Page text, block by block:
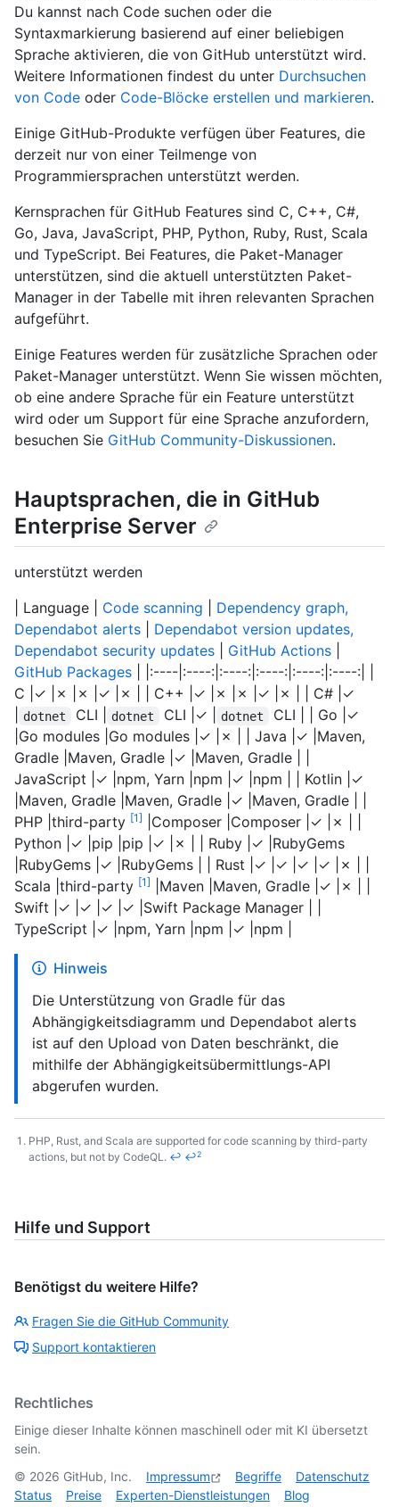
Du kannst nach Code suchen oder die
Syntaxmarkierung basierend auf einer beliebigen
Sprache aktivieren, die von GitHub unterstützt wird.
Weitere Informationen findest du unter Durchsuchen
von Code oder Code-Blöcke erstellen und markieren.
Einige GitHub-Produkte verfügen über Features, die
derzeit nur von einer Teilmenge von
Programmiersprachen unterstützt werden.
Kernsprachen für GitHub Features sind C, C++, C#,
Go, Java, JavaScript, PHP, Python, Ruby, Rust, Scala
und TypeScript. Bei Features, die Paket-Manager
unterstützen, sind die aktuell unterstützten Paket-
Manager in der Tabelle mit ihren relevanten Sprachen
aufgeführt.
Einige Features werden für zusätzliche Sprachen oder
Paket-Manager unterstützt. Wenn Sie wissen möchten,
ob eine andere Sprache für ein Feature unterstützt
wird oder um Support für eine Sprache anzufordern,
besuchen Sie GitHub Community-Diskussionen.
Hauptsprachen, die in GitHub
Enterprise Server
unterstützt werden
| Language | Code scanning
Dependency graph,
Dependabot alerts
Dependabot version updates,
Dependabot security updates
GitHub Actions
GitHub Packages | |:----|:----:|:----:|:----:|:----:|:----:| |
C |✓ |✗ |✗ |✓ |✗ | | C++ |✓ |✗ |✗ |✓ |✗ | | C# |✓
dotnet CLI | dotnet CLI |✓ | dotnet
CLI | | Go |✓
|Go modules |Go modules |✓ |✗ | | Java |✓ |Maven,
Gradle |Maven, Gradle |✓ |Maven, Gradle | |
JavaScript |✓ |npm, Yarn |npm |✓ |npm | | Kotlin |✓
|Maven, Gradle |Maven, Gradle |✓ |Maven, Gradle | |
PHP |third-party 1
|Composer |Composer |✓ |✗ | |
Python |✓ |pip |pip |✓ |✗ | | Ruby |✓ |RubyGems
|RubyGems |✓ |RubyGems | | Rust |✓ |✓ |✓ |✓ |✗ | |
Scala |third-party 1
|Maven |Maven, Gradle |✓ |✗ | |
Swift |✓ |✓ |✓ |✓ |Swift Package Manager | |
TypeScript |✓ |npm, Yarn |npm |✓ |npm |
Hinweis
Die Unterstützung von Gradle für das
Abhängigkeitsdiagramm und Dependabot alerts
ist auf den Upload von Daten beschränkt, die
mithilfe der Abhängigkeitsübermittlungs-API
abgerufen wurden.
Footnotes
PHP, Rust, and Scala are supported for code scanning by third-party
actions, but not by CodeQL. ↩ ↩2
Hilfe und Support
Benötigst du weitere Hilfe?
Fragen Sie die GitHub Community
Support kontaktieren
Rechtliches
Einige dieser Inhalte können maschinell oder mit KI übersetzt
sein.
© 2026 GitHub, Inc. Impressum Begriffe
Datenschutz
Status
Preise Experten-Dienstleistungen Blog